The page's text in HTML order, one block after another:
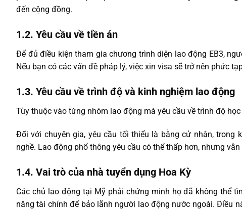
đến cộng đồng.
1.2. Yêu cầu về tiền án
Để đủ điều kiện tham gia chương trình diện lao động EB3,
Nếu bạn có các vấn đề pháp lý, việc xin visa sẽ trở nên phức
1.3. Yêu cầu về trình độ và kinh nghiệm lao động
Tùy thuộc vào từng nhóm lao động mà yêu cầu về trình độ
Đối với chuyên gia, yêu cầu tối thiểu là bằng cử nhân,
nghề. Lao động phổ thông yêu cầu có thể thấp hơn, nhưng
1.4. Vai trò của nhà tuyển dụng Hoa Kỳ
Các chủ lao động tại Mỹ phải chứng minh họ đã không thể
năng tài chính để bảo lãnh người lao động nước ngoài. Điều